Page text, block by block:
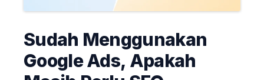
Sudah Menggunakan
Google Ads, Apakah